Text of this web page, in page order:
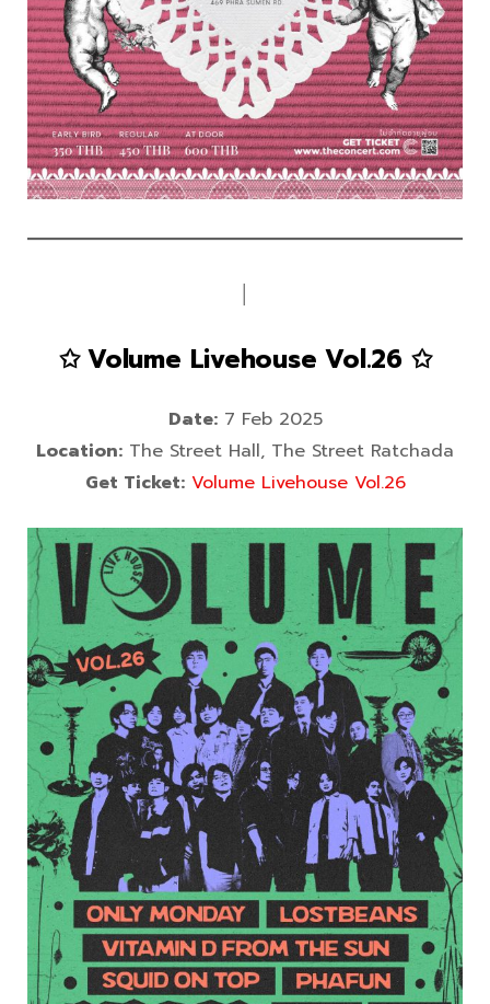
✩ Volume Livehouse Vol.26 ✩
Date:7 Feb 2025
Location: The Street Hall, The Street Ratchada
Get Ticket: Volume Livehouse Vol.26